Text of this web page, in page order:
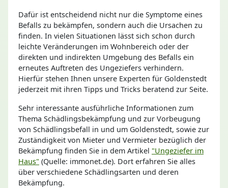
Dafür ist entscheidend nicht nur die Symptome eines
Befalls zu bekämpfen, sondern auch die Ursachen zu
finden. In vielen Situationen lässt sich schon durch
leichte Veränderungen im Wohnbereich oder der
direkten und indirekten Umgebung des Befalls ein
erneutes Auftreten des Ungeziefers verhindern.
Hierfür stehen Ihnen unsere Experten für Goldenstedt
jederzeit mit ihren Tipps und Tricks beratend zur Seite.
Sehr interessante ausführliche Informationen zum
Thema Schädlingsbekämpfung und zur Vorbeugung
von Schädlingsbefall in und um Goldenstedt, sowie zur
Zuständigkeit von Mieter und Vermieter bezüglich der
Bekämpfung finden Sie in dem Artikel "Ungeziefer im
Haus" (Quelle: immonet.de). Dort erfahren Sie alles
über verschiedene Schädlingsarten und deren
Bekämpfung.